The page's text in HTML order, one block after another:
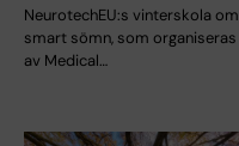
NeurotechEU:s vinterskola om
smart sömn, som organiseras
av Medical…